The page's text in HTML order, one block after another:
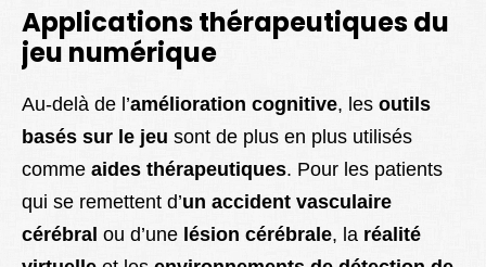
Applications thérapeutiques du
jeu numérique
Au-delà de l’amélioration cognitive, les outils
basés sur le jeu sont de plus en plus utilisés
comme aides thérapeutiques. Pour les patients
qui se remettent d’un accident vasculaire
cérébral ou d’une lésion cérébrale, la réalité